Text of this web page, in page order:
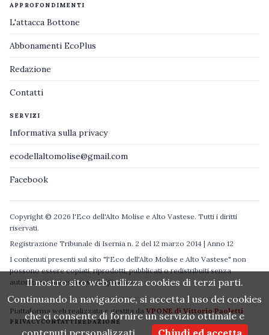
APPROFONDIMENTI
L'attacca Bottone
Abbonamenti EcoPlus
Redazione
Contatti
SERVIZI
Informativa sulla privacy
ecodellaltomolise@gmail.com
Facebook
Copyright © 2026 l'Eco dell'Alto Molise e Alto Vastese. Tutti i diritti
riservati.
Registrazione Tribunale di Isernia n. 2 del 12 marzo 2014 | Anno 12
I contenuti presenti sul sito "l'Eco dell'Alto Molise e Alto Vastese" non
possono essere copiati, riprodotti, pubblicati o redistribuiti senza
autorizzazione espressa degli autori.
Piattaforma web realizzata e gestita da VPONE di Vittorio Paoletti
PRIVACYCONTATTIREDAZIONE
Il nostro sito web utilizza cookies di terzi parti.
Continuando la navigazione, si accetta l uso dei cookies
che ci consente di fornire un servizio ottimale e
contenuti personalizzati.
Chiudi ed accetta